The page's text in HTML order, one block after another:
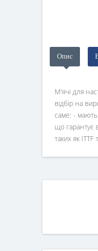
Опис
М'ячі для
відбір на
саме: - мають
що гарантує
таких як